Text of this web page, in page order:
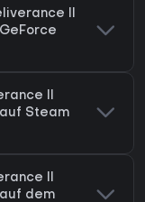
II
II
Steam
II
dem